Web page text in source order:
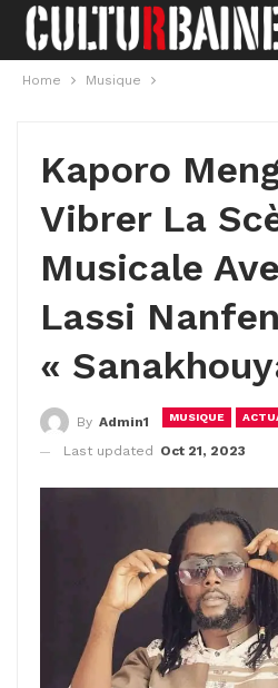
Home Musique
Kaporo
Vibrer La
Musicale
Lassi
«
MUSIQUE
By Admin1
Last updated
Oct 21, 2023